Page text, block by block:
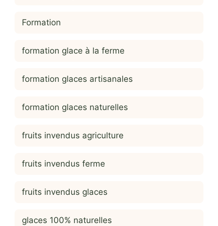
Formation
formation glace à la ferme
formation glaces artisanales
formation glaces naturelles
fruits invendus agriculture
fruits invendus ferme
fruits invendus glaces
glaces 100% naturelles